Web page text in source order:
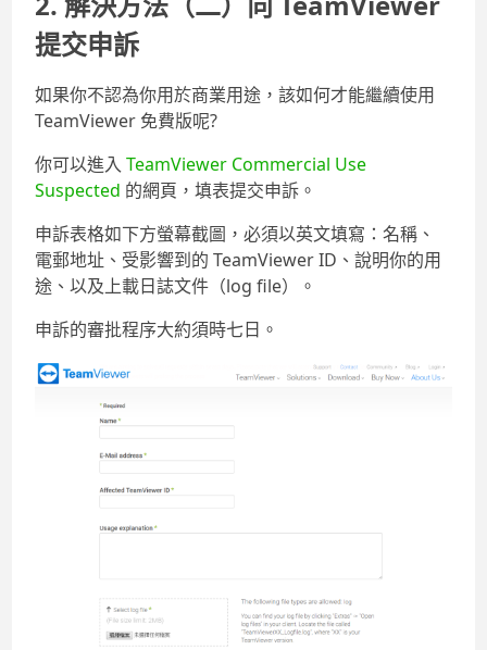
提交申訴
如果你不認為你用於商業用途，該如何才能繼續使用
TeamViewer 免費版呢?
你可以進入TeamViewer Commercial Use
Suspected 的網頁，填表提交申訴。
申訴表格如下方螢幕截圖，必須以英文填寫：名稱、
電郵地址、受影響到的 TeamViewer ID、說明你的用
途、以及上載日誌文件（log file）。
申訴的審批程序大約須時七日。